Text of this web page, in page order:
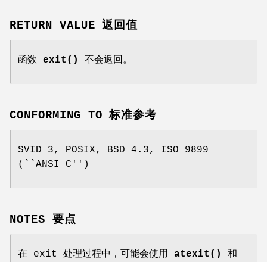
RETURN VALUE 返回值
函数 exit() 不会返回。
CONFORMING TO 标准参考
SVID 3, POSIX, BSD 4.3, ISO 9899
(``ANSI C'')
NOTES 要点
在 exit 处理过程中，可能会使用 atexit()
和